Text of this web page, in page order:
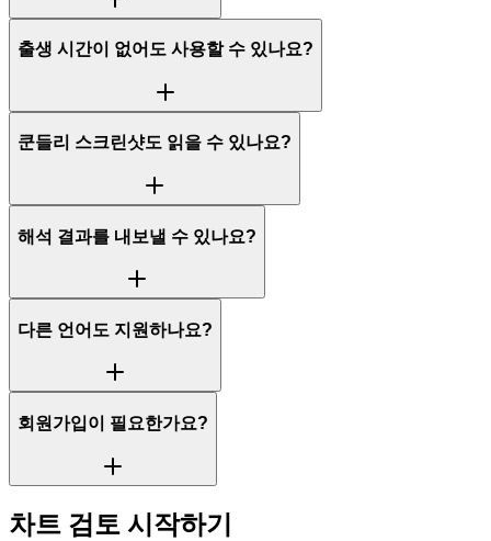
출생 시간이 없어도 사용할 수 있나요?
쿤들리 스크린샷도 읽을 수 있나요?
해석 결과를 내보낼 수 있나요?
다른 언어도 지원하나요?
회원가입이 필요한가요?
차트 검토 시작하기